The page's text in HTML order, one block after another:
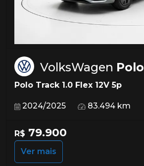
VolksWagen Polo
Polo Track 1.0 Flex 12V 5p
2024/2025 83.494 km
R$ 79.900
Ver mais